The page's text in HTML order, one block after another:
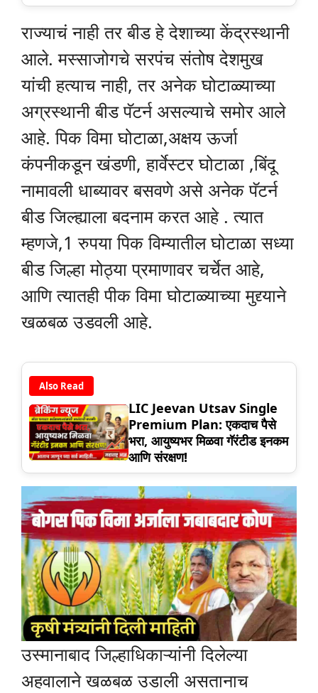
राज्याचं नाही तर बीड हे देशाच्या केंद्रस्थानी
आले. मस्साजोगचे सरपंच संतोष देशमुख
यांची हत्याच नाही, तर अनेक घोटाळ्याच्या
अग्रस्थानी बीड पॅटर्न असल्याचे समोर आले
आहे. पिक विमा घोटाळा,अक्षय ऊर्जा
कंपनीकडून खंडणी, हार्वेस्टर घोटाळा ,बिंदू
नामावली धाब्यावर बसवणे असे अनेक पॅटर्न
बीड जिल्ह्याला बदनाम करत आहे . त्यात
म्हणजे,1 रुपया पिक विम्यातील घोटाळा सध्या
बीड जिल्हा मोठ्या प्रमाणावर चर्चेत आहे,
आणि त्यातही पीक विमा घोटाळ्याच्या मुद्द्याने
खळबळ उडवली आहे.
Also Read
LIC Jeevan Utsav Single
Premium Plan: एकदाच पैसे
भरा, आयुष्यभर मिळवा गॅरंटीड इनकम
आणि संरक्षण!
उस्मानाबाद जिल्हाधिकाऱ्यांनी दिलेल्या
अहवालाने खळबळ उडाली असतानाच